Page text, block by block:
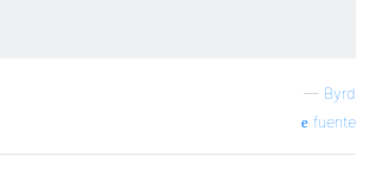
— Byrd
fuente